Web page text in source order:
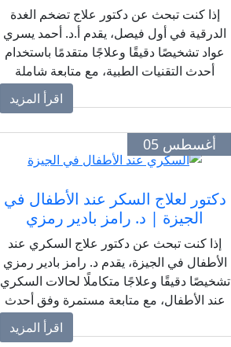
إذا كنت تبحث عن دكتور علاج تضخم الغدة
الدرقية في أول فيصل، يقدم أ.د. أحمد يسري
عواد تشخيصًا دقيقًا وعلاجًا متقدمًا باستخدام
أحدث التقنيات الطبية، مع متابعة شاملة
لجميع حالات تضخم الغدة الدرقية والعقد
والأورام، لضمان أفضل النتائج العلاجية.
اقرأ المزيد
أغسطس 05
دكتور لعلاج السكر عند الأطفال في
الجيزة | د. رامز بادير رمزي
إذا كنت تبحث عن دكتور علاج السكري عند
الأطفال في الجيزة، يقدم د. رامز بادير رمزي
تشخيصًا دقيقًا وعلاجًا متكاملًا لحالات السكري
عند الأطفال، مع متابعة مستمرة وفق أحدث
البروتوكولات الطبية العالمية لضمان صحة
طفلك.
اقرأ المزيد